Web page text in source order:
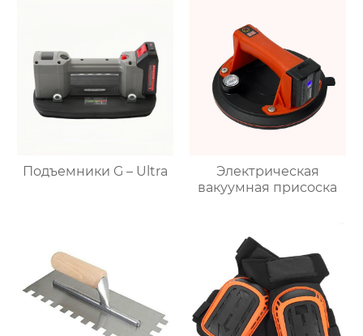
Подъемники G – Ultra
Электрическая
вакуумная присоска